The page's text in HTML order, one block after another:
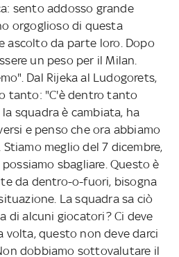
sento addosso grande
orgoglioso di questa
ascolto da parte loro. Dopo
un peso per il Milan.
Dal Rijeka al Ludogorets,
tanto: "C'è dentro tanto
squadra è cambiata, ha
e penso che ora abbiamo
meglio del 7 dicembre,
sbagliare. Questo è
da dentro-o-fuori, bisogna
La squadra sa ciò
di alcuni giocatori? Ci deve
volta, questo non deve darci
dobbiamo sottovalutare il